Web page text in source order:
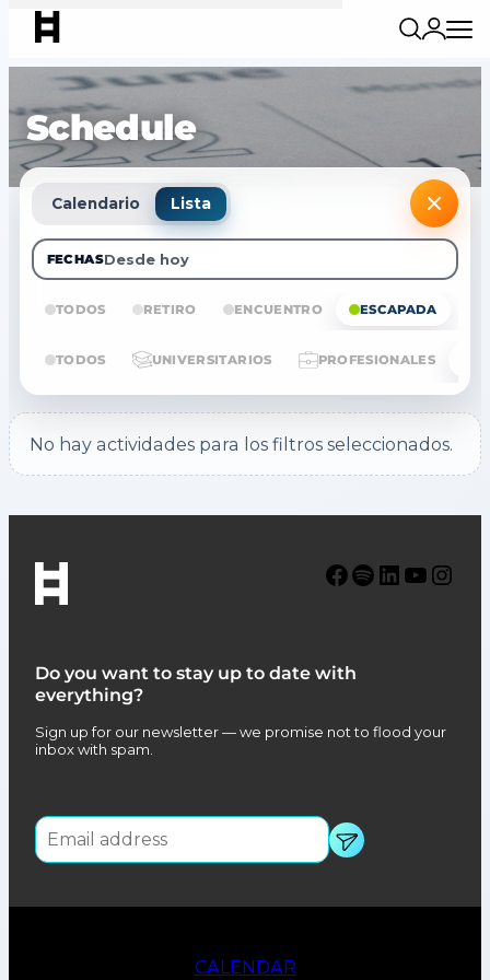
Schedule
Calendario Lista
FECHASDesde hoy
TODOS RETIRO ENCUENTRO ESCAPADA
TODOS UNIVERSITARIOS PROFESIONALES
No hay actividades para los filtros seleccionados.
Do you want to stay up to date with
everything?
Sign up for our newsletter — we promise not to flood your
inbox with spam.
Facebook Spotify LinkedIn YouTube Instagram
CALENDAR